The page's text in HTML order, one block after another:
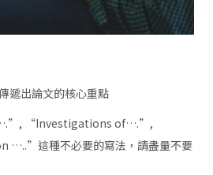
遞出論文的核心重點
“Investigations of….”,
…..”這種不必要的寫法，請盡量不要